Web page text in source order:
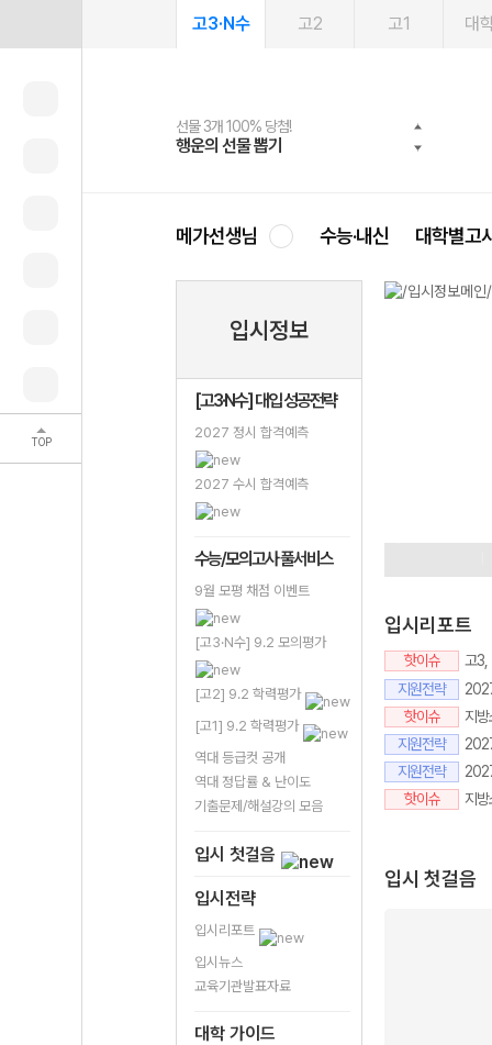
TOP
고3·N수 고2 고1 대
선물 3개 100% 당첨!
행운의 선물 뽑기
선물 100% 증정!
메가스터디 X 올리브
여름방학 스터디 캐시백
메가런 썸머스쿨
2027 러셀 단과
강사 공개선발
스마트러닝앱
설문 EVENT
메가패스
3일 무료 체험권
메가패스 수강생 무료혜택!
메가클럽 멤버십
사회공헌 캠페인
희망이룸 메가나눔
메가선생님 수능·내신 대학별고
입시정보
[고3·N수] 대입 성공전략
2027 정시 합격예측
2027 수시 합격예측
수능/모의고사 풀서비스
9월 모평 채점 이벤트
[고3·N수] 9.2 모의평가
[고2] 9.2 학력평가
[고1] 9.2 학력평가
역대 등급컷 공개
역대 정답률 & 난이도
기출문제/해설강의 모음
입시 첫걸음
입시전략
입시리포트
입시뉴스
교육기관발표자료
대학 가이드
입시리포트
핫이슈
고3,
지원전략
핫이슈
지
지원전략
지원전략
핫이슈
지
입시 첫걸음